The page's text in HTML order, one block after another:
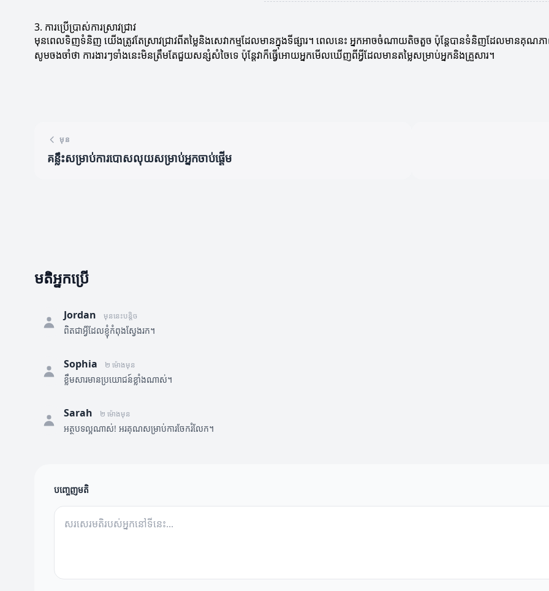
3. ការប្រើប្រាស់ការស្រាវជ្រាវ
មុនពេលទិញទំនិញ យើងត្រូវតែស្រាវជ្រាវពីតម្លៃនិងសេវាកម្មដែលមានក្នុងទីផ្សារ។ ពេលនេះ អ្នកអាចចំណាយតិចតួច ប៉ុន្តែបានទំនិញដែលមានគុណភ
សូមចងចាំថា ការងារៗទាំងនេះមិនត្រឹមតែជួយសន្សំសំចៃទេ ប៉ុន្តែវាក៏ធ្វើអោយអ្នកមើលឃើញពីអ្វីដែលមានតម្លៃសម្រាប់អ្នកនិងគ្រួសារ។
មុន
គន្លឹះសម្រាប់ការបោសលុយសម្រាប់អ្នកចាប់ផ្តើម
មតិអ្នកប្រើ
Jordan មុននេះបន្តិច
ពិតជាអ្វីដែលខ្ញុំកំពុងស្វែងរក។
Sophia ២ ម៉ោងមុន
ខ្លឹមសារមានប្រយោជន៍ខ្លាំងណាស់។
Sarah ២ ម៉ោងមុន
អត្ថបទល្អណាស់! អរគុណសម្រាប់ការចែករំលែក។
បញ្ចេញមតិ